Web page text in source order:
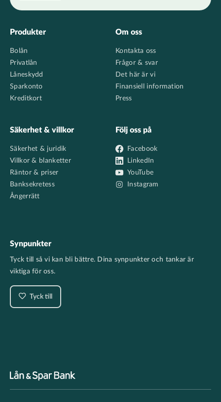
Footer
Produkter
Bolån
Privatlån
Låneskydd
Sparkonto
Kreditkort
Om oss
Kontakta oss
Frågor & svar
Det här är vi
Finansiell information
Press
Säkerhet & villkor
Säkerhet & juridik
Villkor & blanketter
Räntor & priser
Banksekretess
Ångerrätt
Följ oss på
Facebook
LinkedIn
YouTube
Instagram
Synpunkter
Tyck till så vi kan bli bättre. Dina synpunkter och tankar är
viktiga för oss.
Tyck till